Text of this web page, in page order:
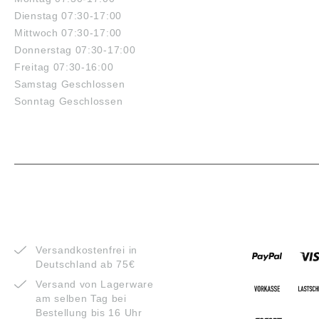
Dienstag 07:30-17:00
Mittwoch 07:30-17:00
Donnerstag 07:30-17:00
Freitag 07:30-16:00
Samstag Geschlossen
Sonntag Geschlossen
Versandkostenfrei in
Deutschland ab 75€
Versand von Lagerware
am selben Tag bei
Bestellung bis 16 Uhr